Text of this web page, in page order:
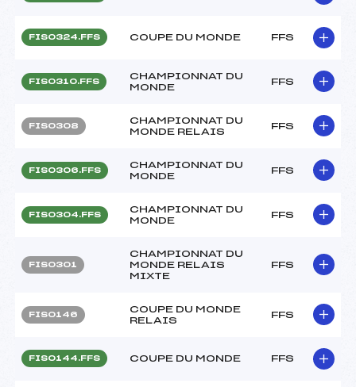
FIS0324.FFS COUPE DU MONDE FFS
FIS0310.FFS
CHAMPIONNAT DU
MONDE
FFS
FIS0308
CHAMPIONNAT DU
MONDE RELAIS
FFS
FIS0306.FFS
CHAMPIONNAT DU
MONDE
FFS
FIS0304.FFS
CHAMPIONNAT DU
MONDE
FFS
FIS0301
CHAMPIONNAT DU
MONDE RELAIS
MIXTE
FFS
FIS0146
COUPE DU MONDE
RELAIS
FFS
FIS0144.FFS COUPE DU MONDE FFS